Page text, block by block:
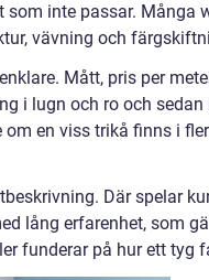
inte passar. Många
vävning och
Mått, pris per
i lugn och ro och
en viss trikå finns i
Där spelar
lång erfarenhet, som
funderar på hur ett tyg